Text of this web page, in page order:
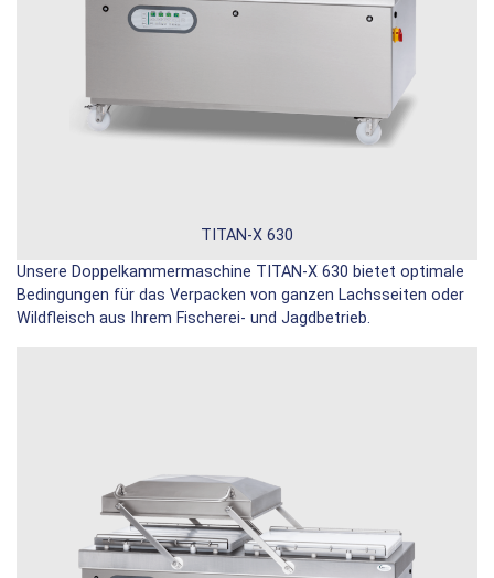
TITAN-X 630
Unsere Doppelkammermaschine TITAN-X 630 bietet optimale
Bedingungen für das Verpacken von ganzen Lachsseiten oder
Wildfleisch aus Ihrem Fischerei- und Jagdbetrieb.